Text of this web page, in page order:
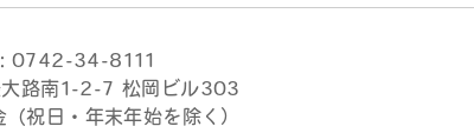
0742-34-8111
路南1-2-7 松岡ビル303
祝日・年末年始を除く）